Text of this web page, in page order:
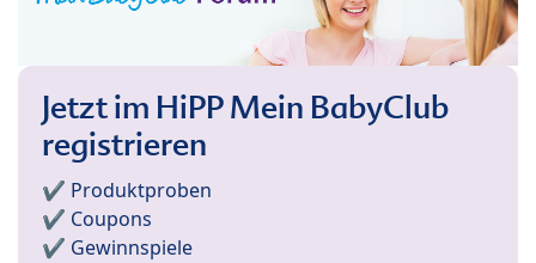
Jetzt im HiPP Mein BabyClub
registrieren
✔️ Produktproben
✔️ Coupons
✔️ Gewinnspiele